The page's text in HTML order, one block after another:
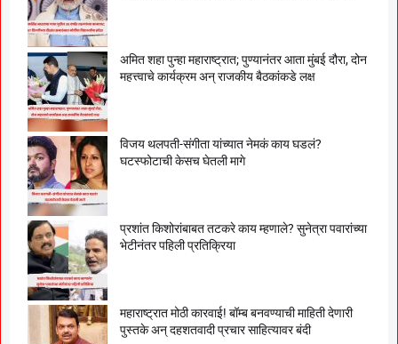
अमित शहा पुन्हा महाराष्ट्रात; पुण्यानंतर आता मुंबई दौरा, दोन
महत्त्वाचे कार्यक्रम अन् राजकीय बैठकांकडे लक्ष
विजय थलपती-संगीता यांच्यात नेमकं काय घडलं?
घटस्फोटाची केसच घेतली मागे
प्रशांत किशोरांबाबत तटकरे काय म्हणाले? सुनेत्रा पवारांच्या
भेटीनंतर पहिली प्रतिक्रिया
महाराष्ट्रात मोठी कारवाई! बॉम्ब बनवण्याची माहिती देणारी
पुस्तके अन् दहशतवादी प्रचार साहित्यावर बंदी